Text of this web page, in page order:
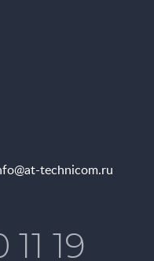
technicom.ru
19